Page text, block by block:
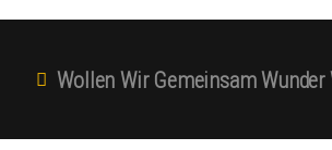
Wollen Wir Gemeinsam Wunder